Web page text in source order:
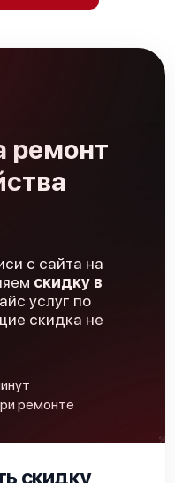
600 р
1600 р
ремонт
с сайта на
скидку в
услуг по
скидка не
ремонте
скидку